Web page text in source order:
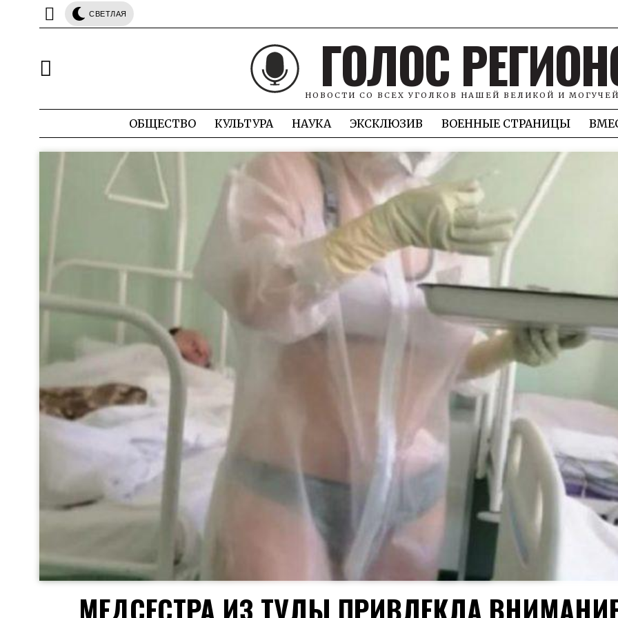
СВЕТЛАЯ
ГОЛОС
НОВОСТИ СО ВСЕХ УГОЛКОВ НАШЕЙ ВЕЛИКОЙ И
ОБЩЕСТВО КУЛЬТУРА НАУКА ЭКСКЛЮЗИВ ВОЕННЫЕ СТРАНИЦЫ
МЕДСЕСТРА ИЗ ТУЛЫ ПРИВЛЕКЛА